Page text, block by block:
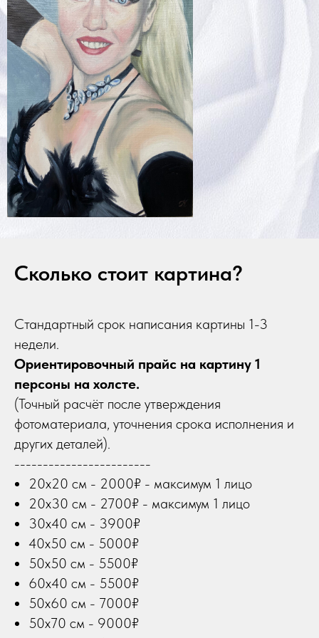
Сколько стоит картина?
Стандартный срок написания картины 1-3
недели.
Ориентировочный прайс на картину 1
персоны на холсте.
(Точный расчёт после утверждения
фотоматериала, уточнения срока исполнения и
других деталей).
------------------------
20х20 см - 2000₽ - максимум 1 лицо
20х30 см - 2700₽ - максимум 1 лицо
30х40 см - 3900₽
40х50 см - 5000₽
50х50 см - 5500₽
60х40 см - 5500₽
50х60 см - 7000₽
50х70 см - 9000₽